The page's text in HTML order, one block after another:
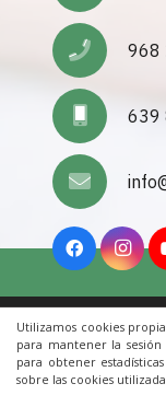
Utilizamos cookies
para mantener la
para obtener
sobre las cookies
968
639
Inicio|
© 2022 Todos